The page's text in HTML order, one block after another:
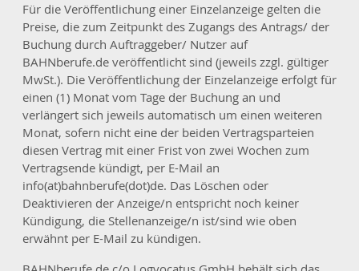
Für die Veröffentlichung einer Einzelanzeige gelten die
Preise, die zum Zeitpunkt des Zugangs des Antrags/ der
Buchung durch Auftraggeber/ Nutzer auf
BAHNberufe.de veröffentlicht sind (jeweils zzgl. gültiger
MwSt.). Die Veröffentlichung der Einzelanzeige erfolgt für
einen (1) Monat vom Tage der Buchung an und
verlängert sich jeweils automatisch um einen weiteren
Monat, sofern nicht eine der beiden Vertragsparteien
diesen Vertrag mit einer Frist von zwei Wochen zum
Vertragsende kündigt, per E-Mail an
info(at)bahnberufe(dot)de. Das Löschen oder
Deaktivieren der Anzeige/n entspricht noch keiner
Kündigung, die Stellenanzeige/n ist/sind wie oben
erwähnt per E-Mail zu kündigen.